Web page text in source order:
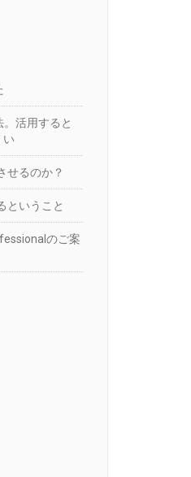
活用すると
い
せるのか？
ということ
のご案